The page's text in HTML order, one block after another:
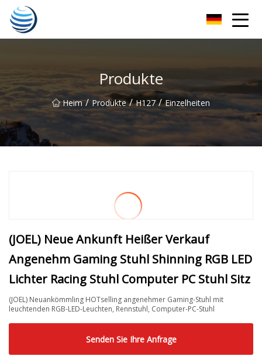
Produkte
Heim / Produkte / H127 / Einzelheiten
(JOEL) Neue Ankunft Heißer Verkauf
Angenehm Gaming Stuhl Shinning RGB LED
Lichter Racing Stuhl Computer PC Stuhl Sitz
(JOEL) Neuankömmling HOTselling angenehmer Gaming-Stuhl mit
leuchtenden RGB-LED-Leuchten, Rennstuhl, Computer-PC-Stuhl
Senden Sie Ihre Anfrage